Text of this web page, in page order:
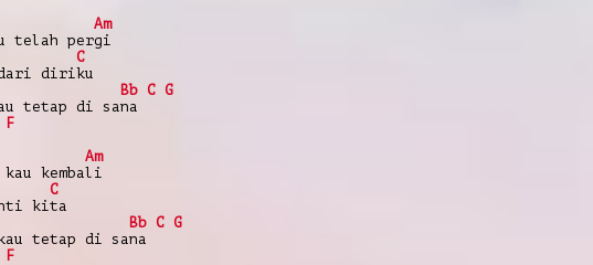
Am
telah pergi
C
diriku
Bb C G
tetap di sana
F
Am
kembali
C
kita
Bb C G
tetap di sana
F